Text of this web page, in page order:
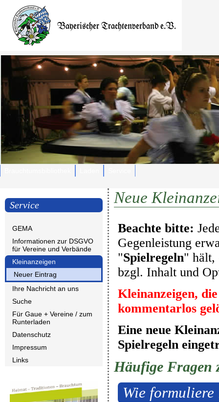
Service
GEMA
Informationen zur DSGVO
für Vereine und Verbände
Kleinanzeigen
Neuer Eintrag
Ihre Nachricht an uns
Suche
Für Gaue + Vereine / zum
Runterladen
Datenschutz
Impressum
Links
Neue
Beachte bitte:
Gegenleistung
"Spielregeln" hält,
bzgl. Inhalt und
Kleinanzeigen,
kommentarlos
Eine neue
Spielregeln
Häufige Fragen
Wie